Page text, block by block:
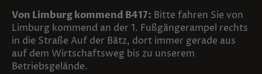
Von Limburg kommend B417: Bitte fahren Sie von
Limburg kommend an der 1. Fußgängerampel rechts
in die Straße Auf der Bätz, dort immer gerade aus
auf dem Wirtschaftsweg bis zu unserem
Betriebsgelände.